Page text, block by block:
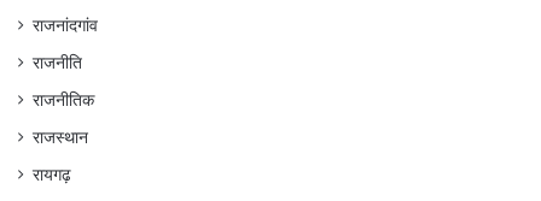
राजनांदगांव
राजनीति
राजनीतिक
राजस्थान
रायगढ़